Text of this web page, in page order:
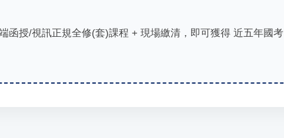
函授/視訊正規全修(套)課程 + 現場繳清，即可獲得 近五年國考